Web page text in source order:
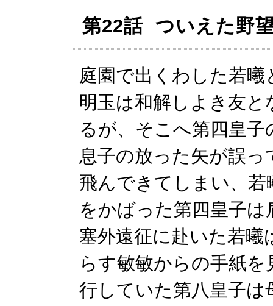
第22話 ついえた野
庭園で出くわした若曦
明玉は和解しよき友と
るが、そこへ第四皇子
息子の放った矢が誤っ
飛んできてしまい、若
をかばった第四皇子
塞外遠征に赴いた若
らす敏敏からの手紙
行していた第八皇子は